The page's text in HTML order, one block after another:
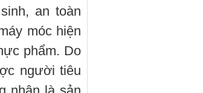
an toàn
móc hiện
phẩm. Do
người tiêu